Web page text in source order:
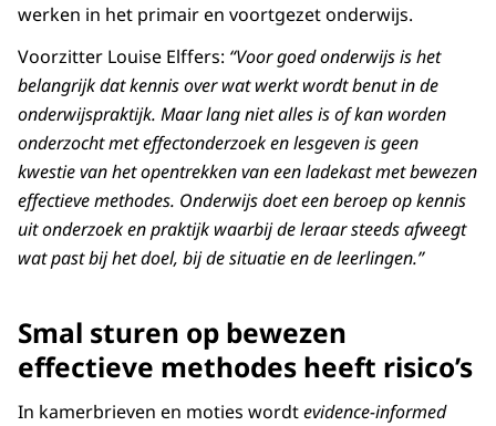
werken in het primair en voortgezet onderwijs.
Voorzitter Louise Elffers: “Voor goed onderwijs is het
belangrijk dat kennis over wat werkt wordt benut in de
onderwijspraktijk. Maar lang niet alles is of kan worden
onderzocht met effectonderzoek en lesgeven is geen
kwestie van het opentrekken van een ladekast met bewezen
effectieve methodes. Onderwijs doet een beroep op kennis
uit onderzoek en praktijk waarbij de leraar steeds afweegt
wat past bij het doel, bij de situatie en de leerlingen.”
Smal sturen op bewezen
effectieve methodes heeft risico’s
In kamerbrieven en moties wordtevidence-informed